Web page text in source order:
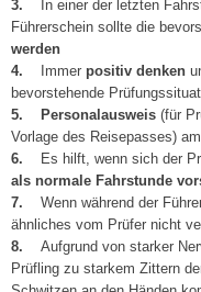
3.
In einer der letzten
Führerschein sollte die
werden
4.
Immer positiv denken
bevorstehende
5.
Personalausweis (für
Vorlage des Reisepasses)
6. Es hilft, wenn sich der
als normale Fahrstunde
7.
Wenn während der
ähnliches vom Prüfer nicht
8.
Aufgrund von starker
Prüfling zu starkem Zittern